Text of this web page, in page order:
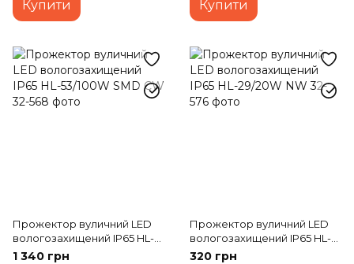
Купити Купити
Прожектор вуличний LED
вологозахищений IP65 HL-
53/100W SMD CW
1 340 грн
Прожектор вуличний LED
вологозахищений IP65 HL-
29/20W NW
320 грн